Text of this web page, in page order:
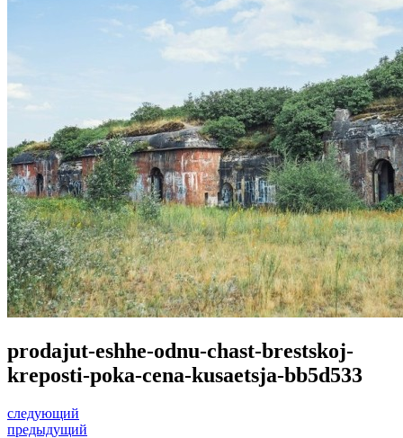
prodajut-eshhe-odnu-chast-brestskoj-
kreposti-poka-cena-kusaetsja-bb5d533
следующий
предыдущий